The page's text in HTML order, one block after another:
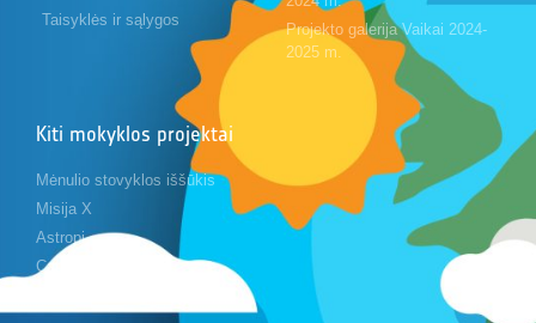
Taisyklės ir sąlygos
Projekto galerija Vaikai 2024-
2025 m.
Kiti mokyklos projektai
Mėnulio stovyklos iššūkis
Misija X
Astropi
Cansat